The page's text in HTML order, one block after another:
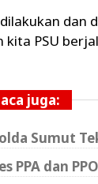
dan
kita PSU
juga:
Sumut
PPA dan